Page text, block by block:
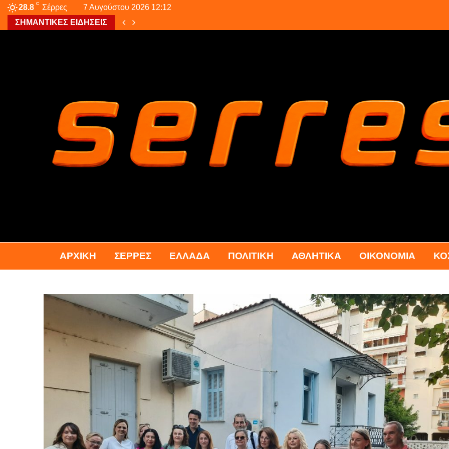
28.8 C Σέρρες
7 Αυγούστου 2026 12:12
ΣΗΜΑΝΤΙΚΕΣ ΕΙΔΗΣΕΙΣ
ΑΡΧΙΚΉ ΣΕΡΡΕΣ ΕΛΛΑΔΑ ΠΟΛΙΤΙΚΗ ΑΘΛΗΤΙΚΑ ΟΙΚΟΝΟΜΙΑ